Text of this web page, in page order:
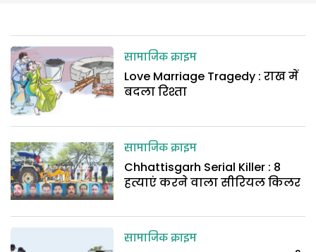
सामाजिक क्राइम
Love Marriage Tragedy : राख में
बदला रिश्ता
सामाजिक क्राइम
Chhattisgarh Serial Killer : 8
हत्याएं करने वाला सीरियल किलर
सामाजिक क्राइम